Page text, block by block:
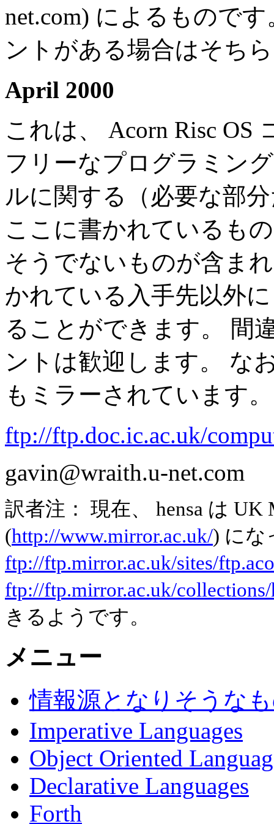
net.com) によるもので
ントがある場合はそち
April 2000
これは、 Acorn Risc OS
フリーなプログラミン
ルに関する（必要な部
ここに書かれているも
そうでないものが含ま
かれている入手先以外
ることができます。 間
ントは歓迎します。 な
もミラーされています。
ftp://ftp.doc.ic.ac.uk/
gavin@wraith.u-net.com
訳者注： 現在、 hensa は UK
(http://www.mirror.ac.uk/) にな
ftp://ftp.mirror.ac.uk/sites/
ftp://ftp.mirror.ac.uk/
きるようです。
メニュー
情報源となりそうな
Imperative Languages
Object Oriented
Declarative Languages
Forth